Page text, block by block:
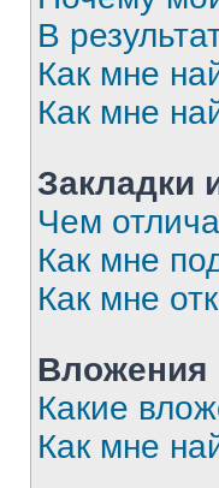
В
Как мне
Как мне
Закладки
Чем
Как мне
Как мне
Вложения
Какие
Как мне